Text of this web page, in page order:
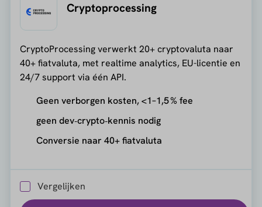
Cryptoprocessing
CryptoProcessing verwerkt 20+ cryptovaluta naar
40+ fiatvaluta, met realtime analytics, EU-licentie en
24/7 support via één API.
Geen verborgen kosten, <1–1,5 % fee
geen dev‑crypto‑kennis nodig
Conversie naar 40+ fiatvaluta
Vergelijken